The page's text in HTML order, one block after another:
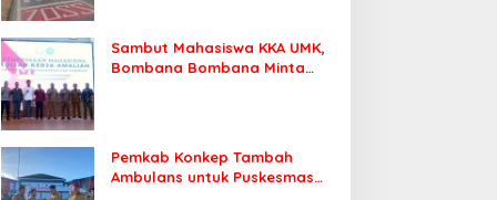
Sambut Mahasiswa KKA UMK,
Bombana Bombana Minta
Pemkab Konkep Tambah
Ambulans untuk Puskesmas